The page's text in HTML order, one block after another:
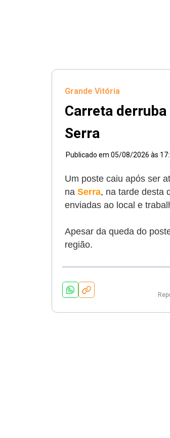
Grande Vitória
Carreta
Serra
Publicado em 05/08/2026 às
Um poste caiu após ser
na Serra, na tarde desta
enviadas ao local e
Apesar da queda do
região.